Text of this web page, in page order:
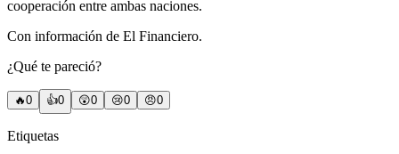
cooperación entre ambas naciones.
Con información de El Financiero.
¿Qué te pareció?
🔥0 👍0 😲0 😢0 😠0
Etiquetas